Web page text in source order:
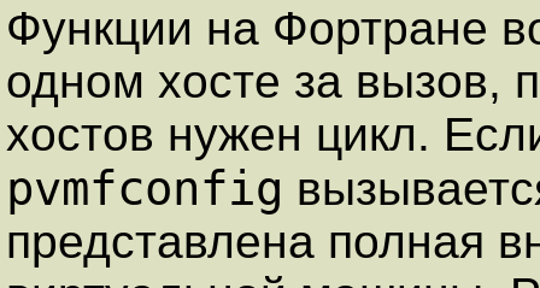
Функции на Фортране
одном хосте за вызов,
хостов нужен цикл.
pvmfconfig
представлена полная